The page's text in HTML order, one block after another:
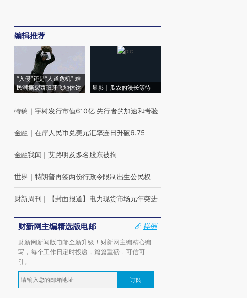
编辑推荐
“入侵”还是“人道危机” 难
民潮撕裂西班牙飞地休达
显影｜瓜农的漫长等待
特稿 ｜ 宇树发行市值610亿 先行者的加速和考验
金融 ｜ 在岸人民币兑美元汇率连日升破6.75
金融我闻 ｜ 艾路明及多名股东被拘
世界 ｜ 特朗普再签两份行政令限制出生公民权
财新周刊 ｜ 【封面报道】电力现货市场元年突进
财新网主编精选版电邮
样例
财新网新闻版电邮全新升级！财新网主编精心编
写，每个工作日定时投递，篇篇重磅，可信可
引。
订阅